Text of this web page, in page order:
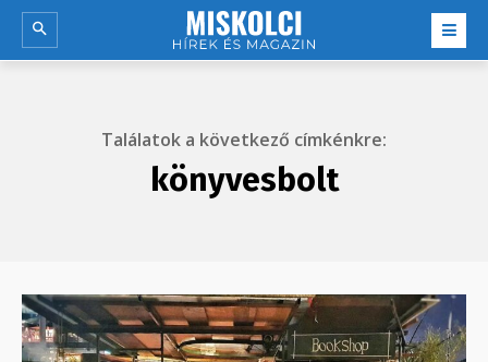
Találatok a következő címkénkre:
könyvesbolt